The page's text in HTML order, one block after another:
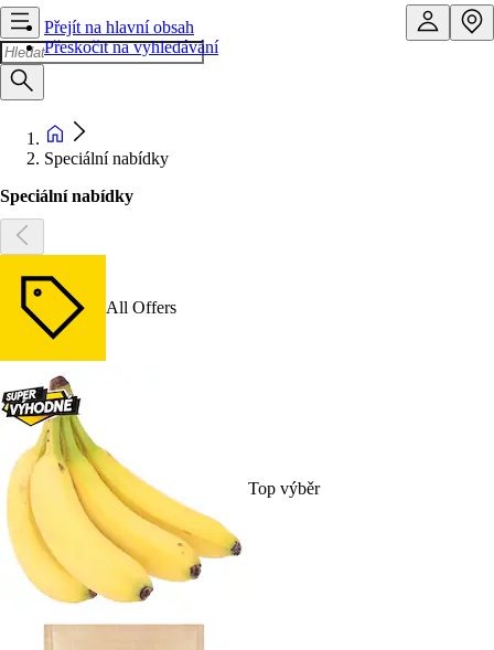
Přejít na hlavní obsah
Přeskočit na vyhledávání
Speciální nabídky
Speciální nabídky
All Offers
Top výběr